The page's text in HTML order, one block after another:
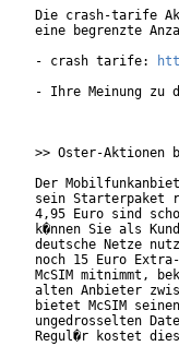
Die crash-tarife
eine begrenzte
- crash tarife:
- Ihre Meinung zu
>> Oster-Aktionen
Der
sein Starterpaket
4,95 Euro sind
k�nnen Sie als
deutsche Netze
noch 15 Euro
McSIM mitnimmt,
alten Anbieter
bietet McSIM
ungedrosselten
Regul�r kostet